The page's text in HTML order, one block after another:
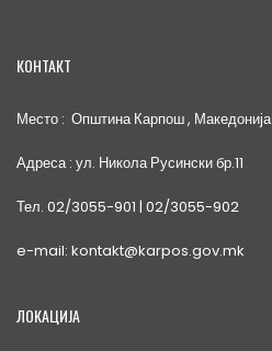
КОНТАКТ
Место : Општина Карпош , Македонија
Адреса : ул. Никола Русински бр.11
Тел. 02/3055-901 | 02/3055-902
e-mail: kontakt@karpos.gov.mk
ЛОКАЦИЈА